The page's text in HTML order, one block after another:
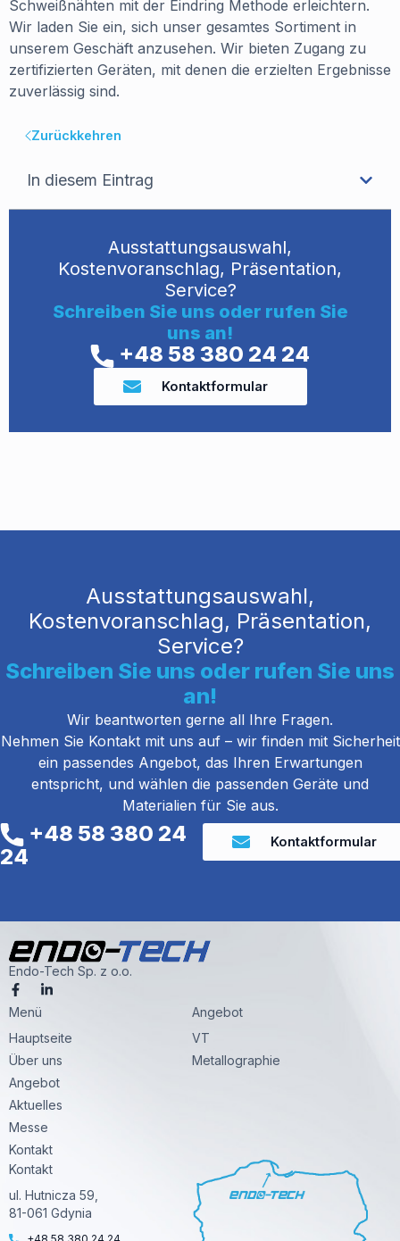
Schweißnähten mit der Eindring Methode erleichtern.
Wir laden Sie ein, sich unser gesamtes Sortiment in
unserem Geschäft anzusehen. Wir bieten Zugang zu
zertifizierten Geräten, mit denen die erzielten Ergebnisse
zuverlässig sind.
Zurückkehren
In diesem Eintrag
Ausstattungsauswahl,
Kostenvoranschlag, Präsentation,
Service?
Schreiben Sie uns oder rufen Sie
uns an!
+48 58 380 24 24
Kontaktformular
Ausstattungsauswahl,
Kostenvoranschlag, Präsentation,
Service?
Schreiben Sie uns oder rufen Sie uns
an!
Wir beantworten gerne all Ihre Fragen.
Nehmen Sie Kontakt mit uns auf – wir finden mit Sicherheit
ein passendes Angebot, das Ihren Erwartungen
entspricht, und wählen die passenden Geräte und
Materialien für Sie aus.
+48 58 380 24
24
Kontaktformular
Endo-Tech Sp. z o.o.
F
a
c
b
o
o
k
f
L
i
e
i
n
i
Menü
Hauptseite
Über uns
Angebot
Aktuelles
Messe
Kontakt
Angebot
VT
Metallographie
Kontakt
ul. Hutnicza 59,
81-061 Gdynia